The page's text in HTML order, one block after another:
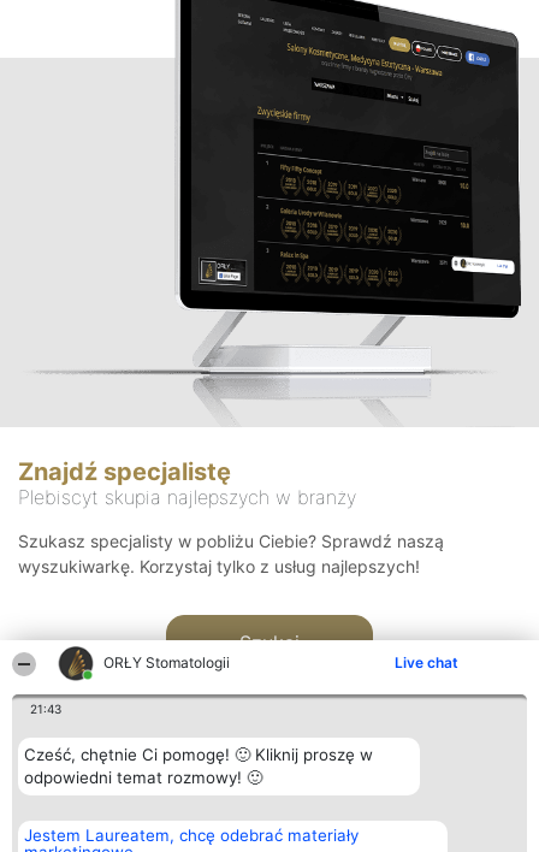
ORŁY Stomatologii Live chat
21:43
Cześć, chętnie Ci pomogę! 🙂 Kliknij proszę w
odpowiedni temat rozmowy! 🙂
Jestem Laureatem, chcę odebrać materiały
Znajdź specjalistę
Plebiscyt skupia najlepszych w branży
Szukasz specjalisty w pobliżu Ciebie? Sprawdź naszą
wyszukiwarkę. Korzystaj tylko z usług najlepszych!
Szukaj
Organizator plebiscytu
Bright Side Solutions sp. z o.
Plebiscyt
Laureaci
Kontakt
Kontakt